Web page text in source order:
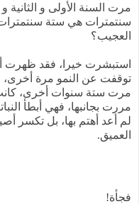
مرت السنة الأولى و الثانية
سنتمترات هي ستة
العجيب؟
استبشرت خيرا، فقد ظهرت
توقفت عن النمو مرة أخرى،
مرت ستة سنوات أخرى،
مررت بجانبها، فهي أبطأ
لم أعد أهتم بها، بل تكسر
العميق.
فجأة!